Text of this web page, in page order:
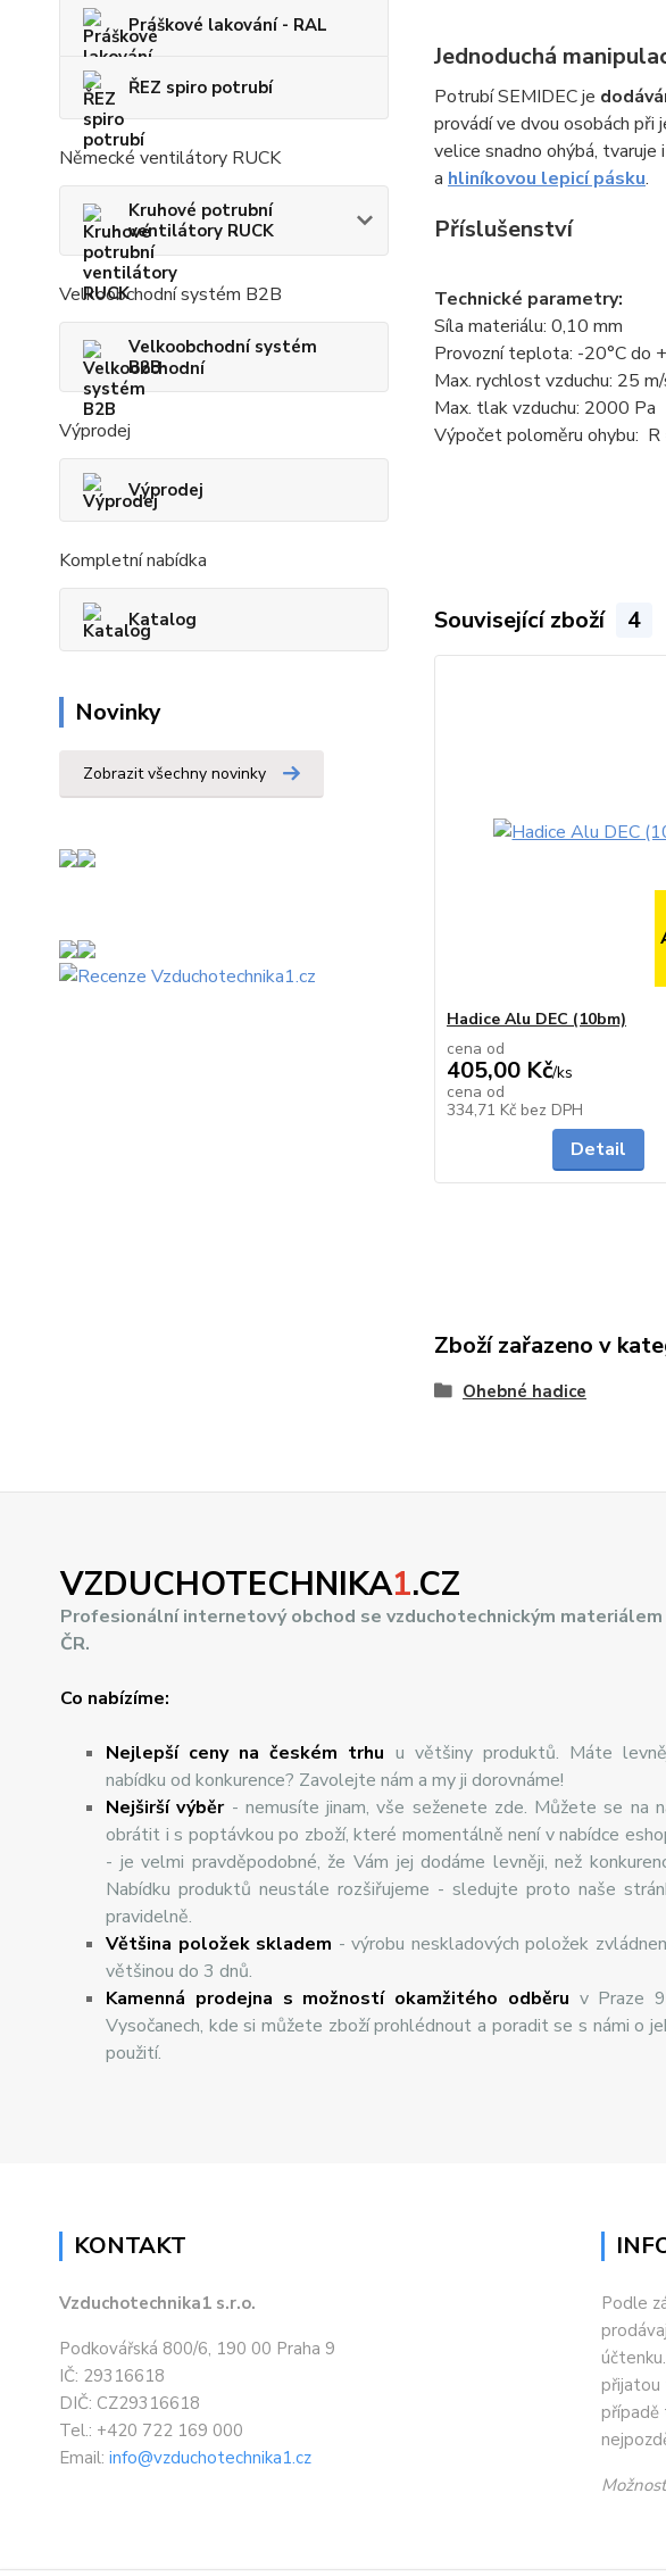
Práškové lakování - RAL
ŘEZ spiro potrubí
Německé ventilátory RUCK
Kruhové potrubní
ventilátory RUCK
Velkoobchodní systém B2B
Velkoobchodní systém
B2B
Výprodej
Výprodej
Kompletní nabídka
Katalog
Novinky
Zobrazit všechny novinky
Jednoduchá
Potrubí SEMIDEC je
provádí ve dvou osobách při
velice snadno ohýbá, tvaruje
a hliníkovou lepicí pásku.
Příslušenství
Technické parametry:
Síla materiálu: 0,10 mm
Provozní teplota: -20°C do
Max. rychlost vzduchu: 25
Max. tlak vzduchu: 2000 Pa
Výpočet poloměru ohybu: R
Související zboží 4
Hadice Alu DEC (10bm)
cena od
405,00 Kč/ks
cena od
334,71 Kč bez DPH
Detail
Zboží zařazeno v
Ohebné hadice
VZDUCHOTECHNIKA1.CZ
Profesionální internetový obchod se vzduchotechnickým materiálem
ČR.
Co nabízíme:
Nejlepší ceny na českém trhu u většiny produktů. Máte
nabídku od konkurence? Zavolejte nám a my ji dorovnáme!
Nejširšívýběr- nemusíte jinam, vše seženete zde. Můžete se na
obrátit i s poptávkou po zboží, které momentálně není v nabídce
- je velmi pravděpodobné, že Vám jej dodáme levněji, než
Nabídku produktů neustále rozšiřujeme - sledujte proto naše
pravidelně.
Většina položek skladem - výrobu neskladových položek
většinou do 3 dnů.
Kamenná prodejna s možností okamžitého odběru v Praze
Vysočanech, kde si můžete zboží prohlédnout a poradit se s námi o
použití.
KONTAKT
Vzduchotechnika1 s.r.o.
Podkovářská 800/6, 190 00 Praha 9
IČ: 29316618
DIČ: CZ29316618
Tel.: +420 722 169 000
Email: info@vzduchotechnika1.cz
Podle
přijatou
případě